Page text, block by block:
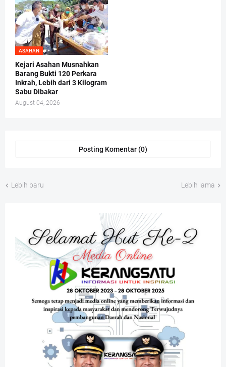
ASAHAN
Kejari Asahan Musnahkan
Barang Bukti 120 Perkara
Inkrah, Lebih dari 3 Kilogram
Sabu Dibakar
August 04, 2026
Posting Komentar (0)
Lebih baru Lebih lama